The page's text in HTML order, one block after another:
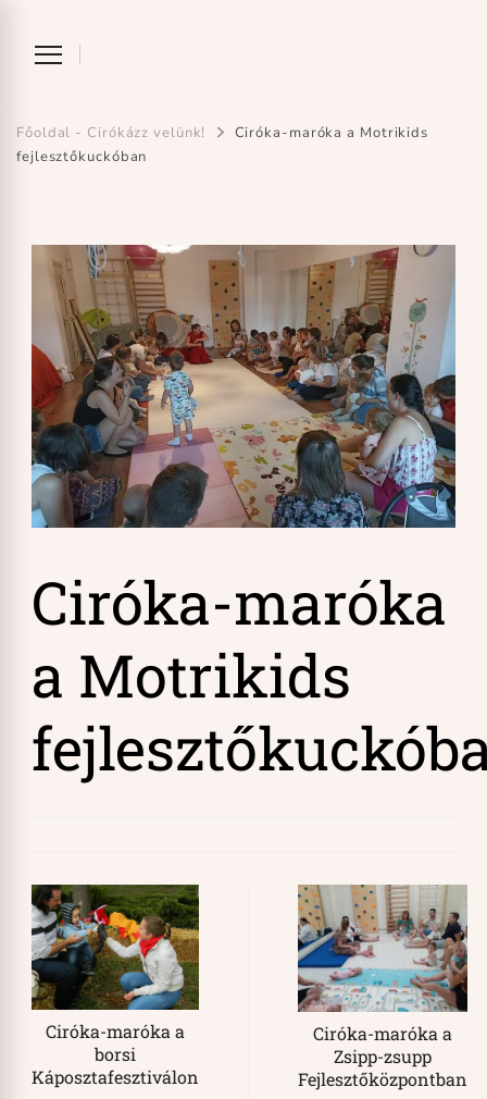
Főoldal - Cirókázz velünk!
Ciróka-maróka a Motrikids
fejlesztőkuckóban
Ciróka-maróka
a Motrikids
Post
Navigation
Ciróka-maróka a
borsi
Káposztafesztiválon
Ciróka-maróka a
Zsipp-zsupp
Fejlesztőközpontban